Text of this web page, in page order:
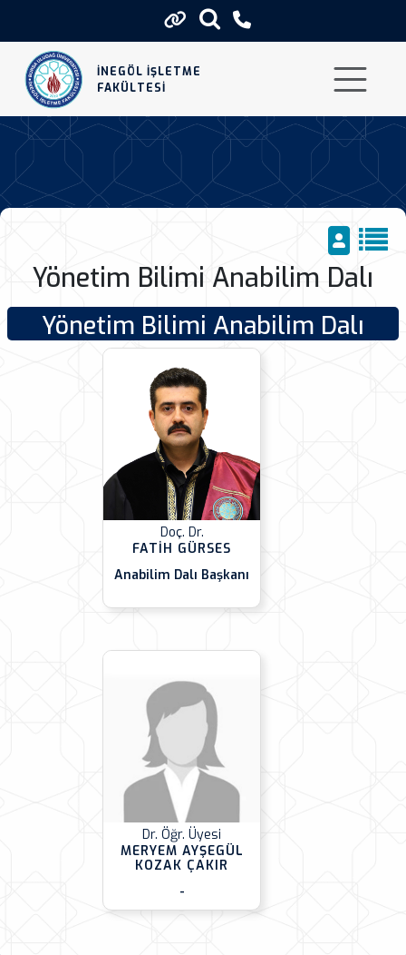
İNEGÖL İŞLETME
FAKÜLTESİ
Yonetim Bilimi Anabilim Dali
Yönetim Bilimi Anabilim Dalı
Yönetim Bilimi Anabilim Dalı
Doç. Dr.
FATİH GÜRSES
Anabilim Dalı Başkanı
Dr. Öğr. Üyesi
MERYEM AYŞEGÜL
KOZAK ÇAKIR
-